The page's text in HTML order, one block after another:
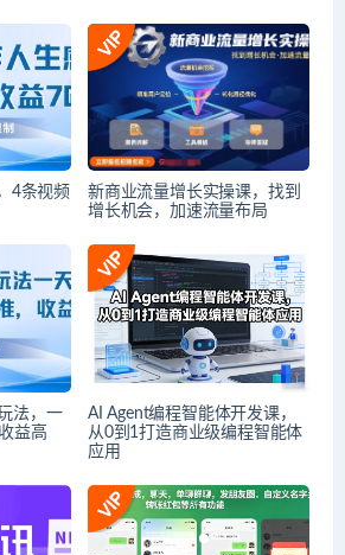
4条视频
新商业流量增长实操课，找到
增长机会，加速流量布局
法，一
益高
AI Agent编程智能体开发课，
从0到1打造商业级编程智能体
应用